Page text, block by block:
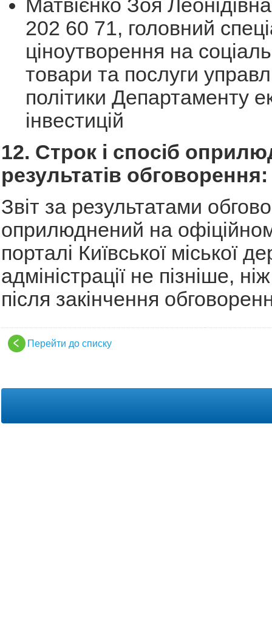
Матвієнко Зоя
202 60 71, головний
ціноутворення на
товари та послуги
політики Департаменту
інвестицій
12. Строк і спосіб
результатів обговорення:
Звіт за результатами
оприлюднений на
порталі Київської міської
адміністрації не пізніше,
після закінчення
Перейти до списку